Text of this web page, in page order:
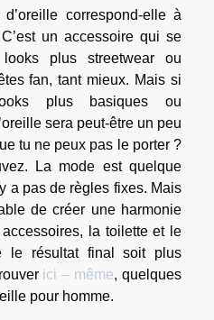
correspond-elle à
un accessoire qui se
plus streetwear ou
fan, tant mieux. Mais si
plus basiques ou
sera peut-être un peu
tu ne peux pas le porter ?
La mode est quelque
a pas de règles fixes. Mais
de créer une harmonie
la toilette et le
le résultat final soit plus
ici – même, quelques
pour homme.